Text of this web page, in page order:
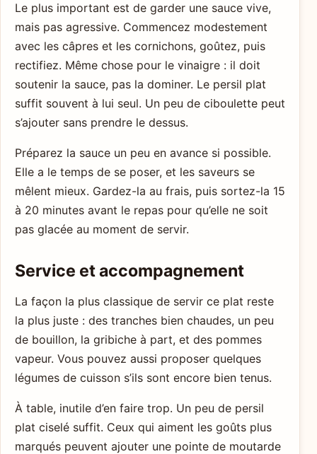
Le plus important est de garder une sauce vive,
mais pas agressive. Commencez modestement
avec les câpres et les cornichons, goûtez, puis
rectifiez. Même chose pour le vinaigre : il doit
soutenir la sauce, pas la dominer. Le persil plat
suffit souvent à lui seul. Un peu de ciboulette peut
s’ajouter sans prendre le dessus.
Préparez la sauce un peu en avance si possible.
Elle a le temps de se poser, et les saveurs se
mêlent mieux. Gardez-la au frais, puis sortez-la 15
à 20 minutes avant le repas pour qu’elle ne soit
pas glacée au moment de servir.
Service et accompagnement
La façon la plus classique de servir ce plat reste
la plus juste : des tranches bien chaudes, un peu
de bouillon, la gribiche à part, et des pommes
vapeur. Vous pouvez aussi proposer quelques
légumes de cuisson s’ils sont encore bien tenus.
À table, inutile d’en faire trop. Un peu de persil
plat ciselé suffit. Ceux qui aiment les goûts plus
marqués peuvent ajouter une pointe de moutarde